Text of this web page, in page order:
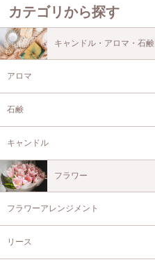
カテゴリから探す
キャンドル・アロマ・石鹸
アロマ
石鹸
キャンドル
フラワー
フラワーアレンジメント
リース